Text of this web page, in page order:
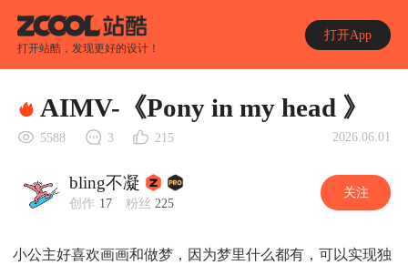
打开站酷，发现更好的设计！
打开App
AIMV-《Pony in my head 》
5588 3 215 2026.06.01
bling不凝
创作 17 粉丝 225
关注
小公主好喜欢画画和做梦，因为梦里什么都有，可以实现独